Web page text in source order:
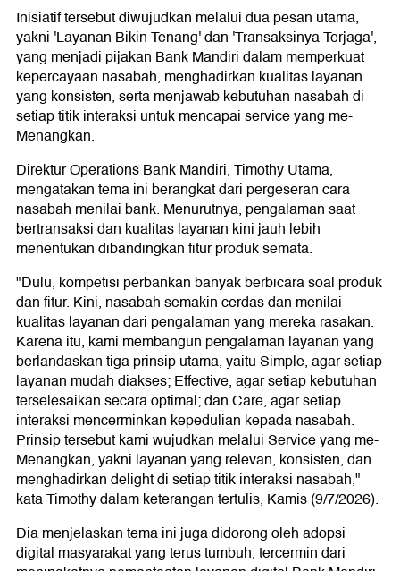
Inisiatif tersebut diwujudkan melalui dua pesan utama,
yakni 'Layanan Bikin Tenang' dan 'Transaksinya Terjaga',
yang menjadi pijakan Bank Mandiri dalam memperkuat
kepercayaan nasabah, menghadirkan kualitas layanan
yang konsisten, serta menjawab kebutuhan nasabah di
setiap titik interaksi untuk mencapai service yang me-
Menangkan.
Direktur Operations Bank Mandiri, Timothy Utama,
mengatakan tema ini berangkat dari pergeseran cara
nasabah menilai bank. Menurutnya, pengalaman saat
bertransaksi dan kualitas layanan kini jauh lebih
menentukan dibandingkan fitur produk semata.
"Dulu, kompetisi perbankan banyak berbicara soal produk
dan fitur. Kini, nasabah semakin cerdas dan menilai
kualitas layanan dari pengalaman yang mereka rasakan.
Karena itu, kami membangun pengalaman layanan yang
berlandaskan tiga prinsip utama, yaitu Simple, agar setiap
layanan mudah diakses; Effective, agar setiap kebutuhan
terselesaikan secara optimal; dan Care, agar setiap
interaksi mencerminkan kepedulian kepada nasabah.
Prinsip tersebut kami wujudkan melalui Service yang me-
Menangkan, yakni layanan yang relevan, konsisten, dan
menghadirkan delight di setiap titik interaksi nasabah,"
kata Timothy dalam keterangan tertulis, Kamis (9/7/2026).
Dia menjelaskan tema ini juga didorong oleh adopsi
digital masyarakat yang terus tumbuh, tercermin dari